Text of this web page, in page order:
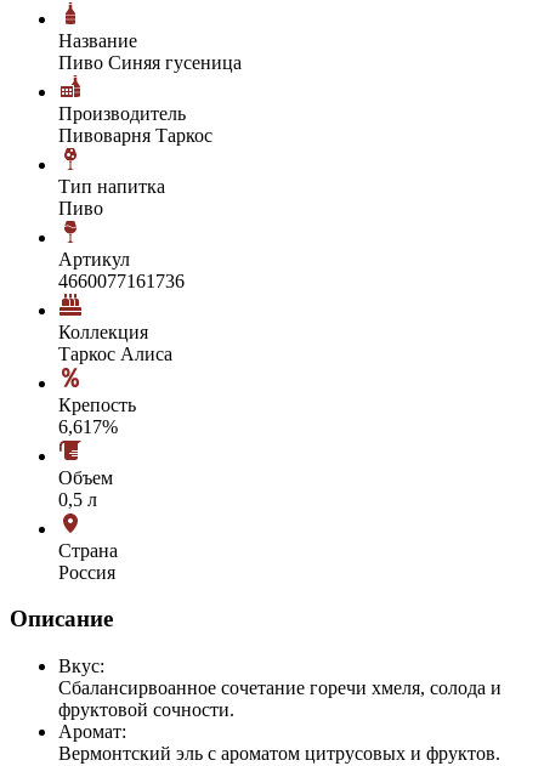
Название
Пиво Синяя гусеница
Производитель
Пивоварня Таркос
Тип напитка
Пиво
Артикул
4660077161736
Коллекция
Таркос Алиса
Крепость
6,617%
Объем
0,5 л
Страна
Россия
Описание
Вкус:
Сбалансирвоанное сочетание горечи хмеля, солода и
фруктовой сочности.
Аромат:
Вермонтский эль с ароматом цитрусовых и фруктов.